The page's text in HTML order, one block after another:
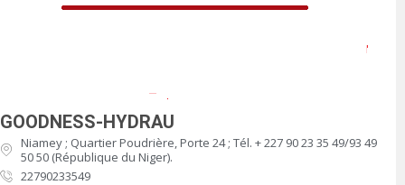
GOODNESS-HYDRAU
Niamey ; Quartier Poudrière, Porte 24 ; Tél. + 227 90 23 35 49/93 49
50 50 (République du Niger).
22790233549